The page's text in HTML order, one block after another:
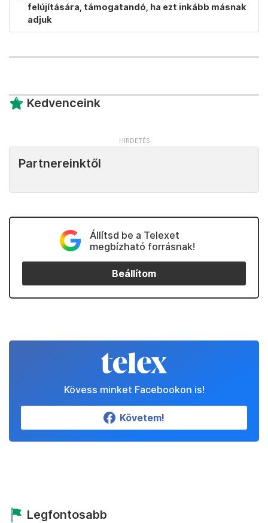
felújítására, támogatandó, ha ezt inkább másnak
adjuk
Kedvenceink
Partnereinktől
Állítsd be a Telexet
megbízható forrásnak!
Beállítom
Kövess minket Facebookon is!
Követem!
Legfontosabb